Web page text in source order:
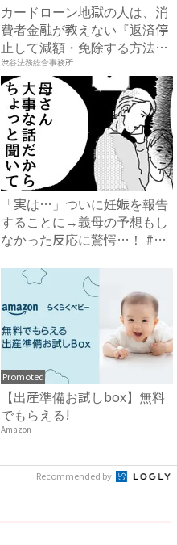
カードローン地獄の人は、消
費者金融が教えない『返済停
止して減額・免除する方法』
で...
渋谷法務総合事務所
「実は…」ついに妊娠を報告
することに→義母の予想もし
なかった反応に驚愕…！ #
Promoted
【出産準備お試しbox】無料
でもらえる!
Amazon
Recommended by